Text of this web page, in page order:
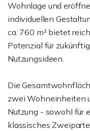
Wohnlage und
individuellen
ca. 760 m² bietet
Potenzial für
Nutzungsideen.
Die
zwei Wohneinheiten
Nutzung - sowohl für
klassisches